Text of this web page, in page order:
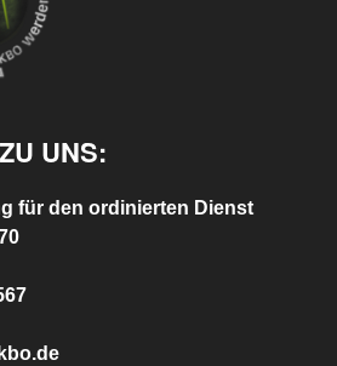
UNS:
für den ordinierten Dienst